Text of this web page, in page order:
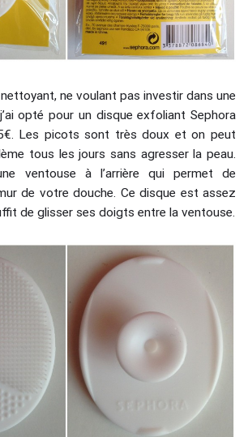
ne voulant pas investir dans une
opté pour un disque exfoliant Sephora
Les picots sont très doux et on peut
tous les jours sans agresser la peau.
ventouse à l’arrière qui permet de
de votre douche. Ce disque est assez
de glisser ses doigts entre la ventouse.